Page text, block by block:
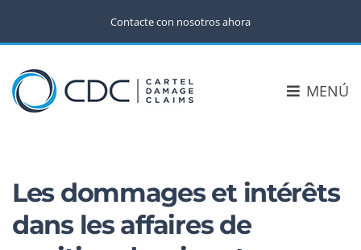
Contacte con nosotros ahora
MENÚ
Les dommages et intérêts
dans les affaires de